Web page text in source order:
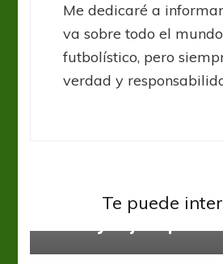
Me dedicaré a
va sobre todo el mundo
futbolístico, pero
verdad y
Te puede
Racing Club